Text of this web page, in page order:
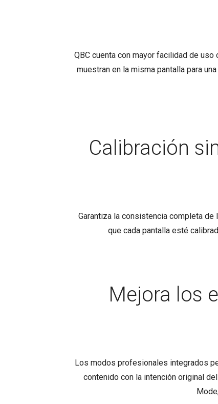
QBC cuenta con mayor facilidad de
muestran en la misma pantalla para
Calibración
Garantiza la consistencia completa de
que cada pantalla esté
Mejora los
Los modos profesionales integrados
contenido con la intención original